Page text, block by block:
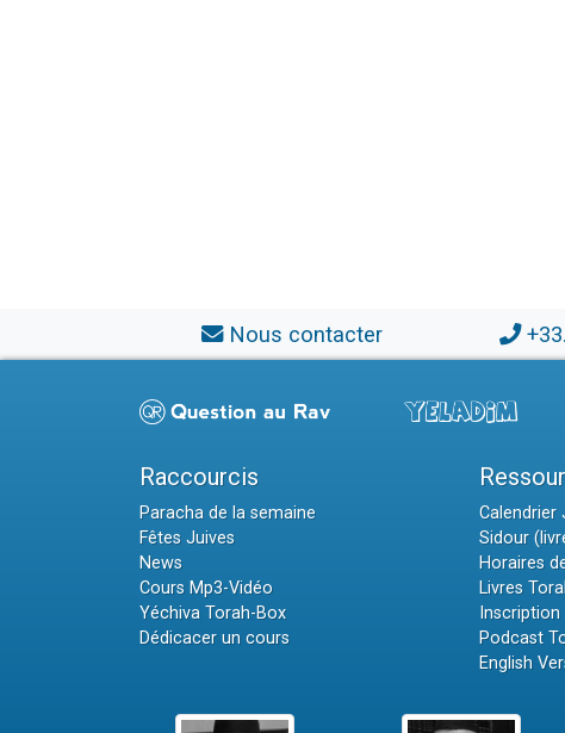
Nous contacter
Raccourcis
Paracha de la semaine
Fêtes Juives
News
Cours Mp3-Vidéo
Yéchiva Torah-Box
Dédicacer un cours
Calendrier
Sidour
Horaires
Livres
Inscription
Podcast
English